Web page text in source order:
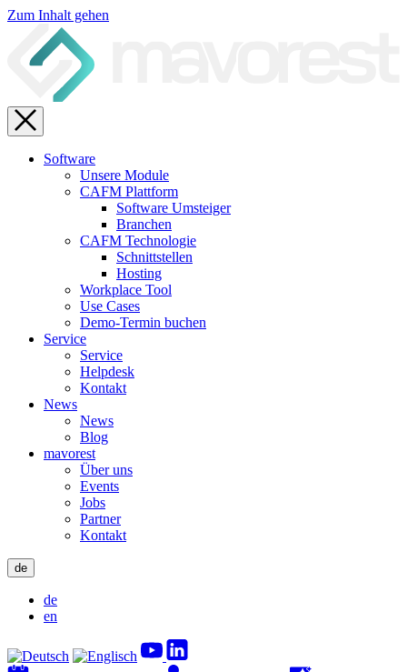
Zum Inhalt gehen
Software
Unsere Module
CAFM Plattform
Software Umsteiger
Branchen
CAFM Technologie
Schnittstellen
Hosting
Workplace Tool
Use Cases
Demo-Termin buchen
Service
Service
Helpdesk
Kontakt
News
News
Blog
mavorest
Über uns
Events
Jobs
Partner
Kontakt
de
de
en